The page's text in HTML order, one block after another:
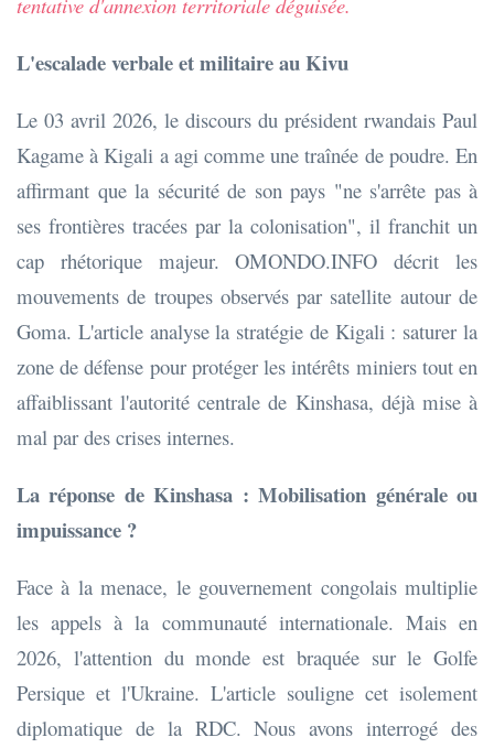
L'escalade verbale et militaire au Kivu
Le 03 avril 2026, le discours du président rwandais Paul
Kagame à Kigali a agi comme une traînée de poudre. En
affirmant que la sécurité de son pays "ne s'arrête pas à
ses frontières tracées par la colonisation", il franchit un
cap rhétorique majeur. OMONDO.INFO décrit les
mouvements de troupes observés par satellite autour de
Goma. L'article analyse la stratégie de Kigali : saturer la
zone de défense pour protéger les intérêts miniers tout en
affaiblissant l'autorité centrale de Kinshasa, déjà mise à
mal par des crises internes.
La réponse de Kinshasa : Mobilisation générale ou
impuissance ?
Face à la menace, le gouvernement congolais multiplie
les appels à la communauté internationale. Mais en
2026, l'attention du monde est braquée sur le Golfe
Persique et l'Ukraine. L'article souligne cet isolement
diplomatique de la RDC. Nous avons interrogé des